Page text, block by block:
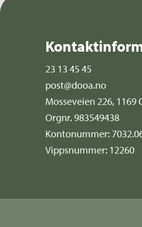
23 13 45 45
post@dooa.no
Mosseveien 226, 1169
Orgnr. 983549438
Kontonummer:
Vippsnummer: 12260